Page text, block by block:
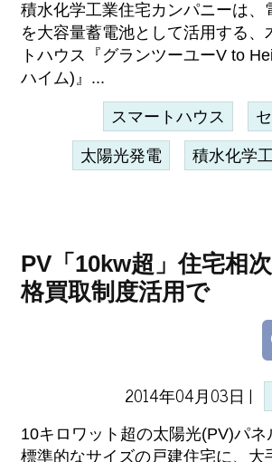
積水化学工業住宅カンパニーは、
を大容量蓄電池として活用する、
トハウス『グランツーユーV to
ハイム)』...
スマートハウス
太陽光発電 積水化学
PV「10kw超」住宅相
格買取制度活用で
2014年04月03日 |
10キロワット超の太陽光(PV)パネ
標準的なサイズの戸建住宅に、大